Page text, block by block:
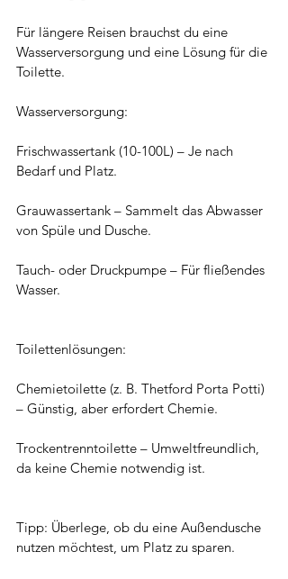
Für längere Reisen brauchst du eine
Wasserversorgung und eine Lösung für die
Toilette.
Wasserversorgung:
Frischwassertank (10-100L) – Je nach
Bedarf und Platz.
Grauwassertank – Sammelt das Abwasser
von Spüle und Dusche.
Tauch- oder Druckpumpe – Für fließendes
Wasser.
Toilettenlösungen:
Chemietoilette (z. B. Thetford Porta Potti)
– Günstig, aber erfordert Chemie.
Trockentrenntoilette – Umweltfreundlich,
da keine Chemie notwendig ist.
Tipp: Überlege, ob du eine Außendusche
nutzen möchtest, um Platz zu sparen.